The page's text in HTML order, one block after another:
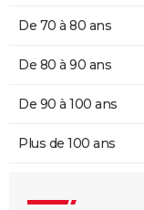
De 70 à 80 ans
De 80 à 90 ans
De 90 à 100 ans
Plus de 100 ans